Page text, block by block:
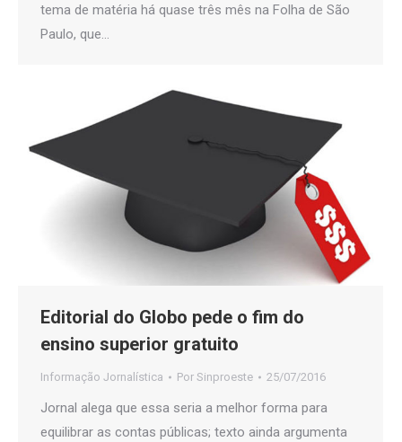
tema de matéria há quase três mês na Folha de São
Paulo, que…
Editorial do Globo pede o fim do
ensino superior gratuito
Informação Jornalística Por Sinproeste 25/07/2016
Jornal alega que essa seria a melhor forma para
equilibrar as contas públicas; texto ainda argumenta